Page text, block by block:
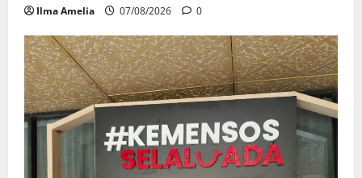
Ilma Amelia 07/08/2026 0